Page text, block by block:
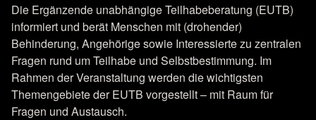
Die Ergänzende unabhängige Teilhabeberatung (EUTB)
informiert und berät Menschen mit (drohender)
Behinderung, Angehörige sowie Interessierte zu zentralen
Fragen rund um Teilhabe und Selbstbestimmung. Im
Rahmen der Veranstaltung werden die wichtigsten
Themengebiete der EUTB vorgestellt – mit Raum für
Fragen und Austausch.